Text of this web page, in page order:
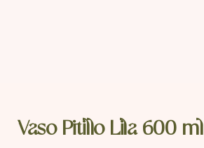
Vaso Pitillo Lila 600 ml